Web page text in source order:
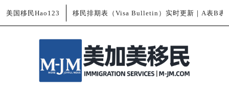
美国移民Hao123 移民排期表（Visa Bulletin）实时更新｜A表B表